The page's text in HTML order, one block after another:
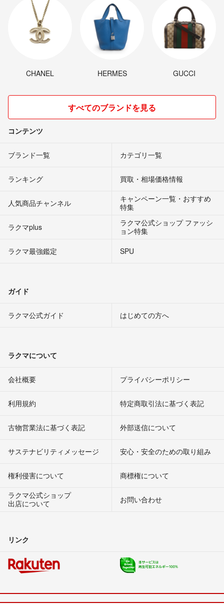
CHANEL HERMES GUCCI
すべてのブランドを見る
コンテンツ
ブランド一覧 カテゴリ一覧
ランキング 買取・相場価格情報
人気商品チャンネル
キャンペーン一覧・おすすめ
特集
ラクマplus
ラクマ公式ショップ ファッシ
ョン特集
ラクマ最強鑑定
SPU
ガイド
ラクマ公式ガイド はじめての方へ
ラクマについて
会社概要 プライバシーポリシー
利用規約 特定商取引法に基づく表記
古物営業法に基づく表記 外部送信について
サステナビリティメッセージ 安心・安全のための取り組み
権利侵害について
商標権について
ラクマ公式ショップ
出店について
お問い合わせ
リンク